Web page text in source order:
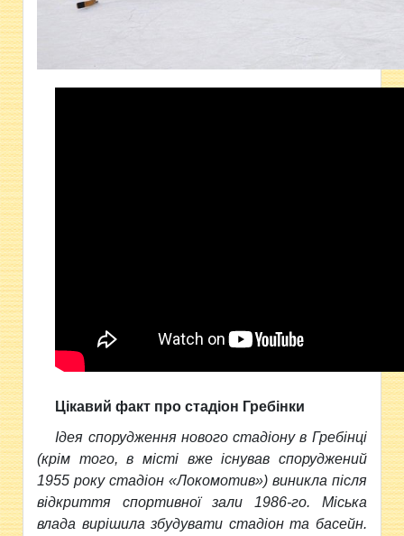
Цікавий факт про стадіон Гребінки
Ідея спорудження нового стадіону в Гребінці
(крім того, в місті вже існував споруджений
1955 року стадіон «Локомотив») виникла після
відкриття спортивної зали 1986-го. Міська
влада вирішила збудувати стадіон та басейн.